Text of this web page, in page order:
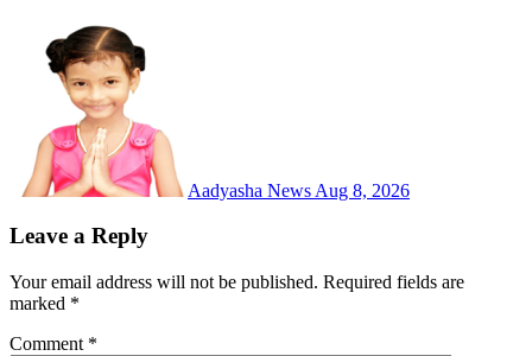
Aadyasha News Aug 8, 2026
Leave a Reply
Your email address will not be published. Required fields are
marked *
Comment *